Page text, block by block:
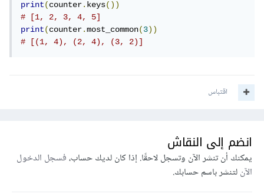
print(counter.keys())
# [1, 2, 3, 4, 5]
print(counter.most_common(3))
# [(1, 4), (2, 4), (3, 2)]
اقتباس
انضم إلى النقاش
يمكنك أن تنشر الآن وتسجل لاحقًا. إذا كان لديك حساب،فسجل الدخول
الآنلتنشر باسم حسابك.